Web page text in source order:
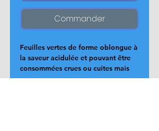
Commander
Feuilles vertes de forme oblongue à
la saveur acidulée et pouvant être
consommées crues ou cuites mais
avec modération, car l’oseille est